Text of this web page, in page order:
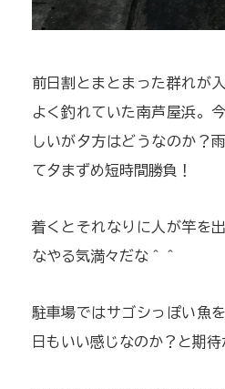
前日割とまとまった群れが
よく釣れていた南芦屋浜。
しいが夕方はどうなのか？
て夕まずめ短時間勝負！
着くとそれなりに人が竿を
なやる気満々だな＾＾
駐車場ではサゴシっぽい魚
日もいい感じなのか？と期待